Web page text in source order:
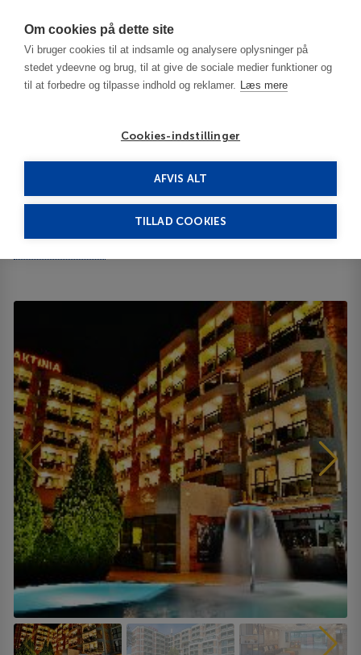
Om cookies på dette site
Vi bruger cookies til at indsamle og analysere oplysninger på
stedet ydeevne og brug, til at give de sociale medier funktioner og
til at forbedre og tilpasse indhold og reklamer. Læs mere
Cookies-indstillinger
AFVIS ALT
TILLAD COOKIES
Burgas / Black Sea Resorts